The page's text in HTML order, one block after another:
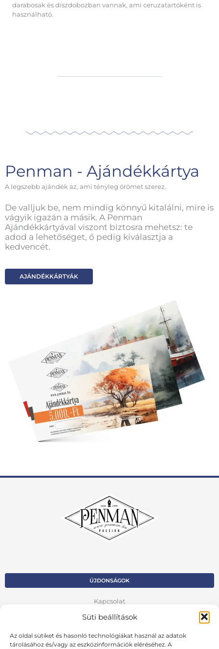
Süti beállítások
Az oldal sütiket és hasonló technológiákat használ az adatok
tárolásához és/vagy az eszközinformációk eléréséhez. A
darabosak és díszdobozban vannak, ami ceruzatartóként is
használható.
Penman - Ajándékkártya
A legszebb ajándék az, ami tényleg örömet szerez.
De valljuk be, nem mindig könnyű kitalálni, mire is
vágyik igazán a másik. A Penman
Ajándékkártyával viszont biztosra mehetsz: te
adod a lehetőséget, ő pedig kiválasztja a
kedvencét.
AJÁNDÉKKÁRTYÁK
ÚJDONSÁGOK
Kapcsolat
Kosár
Fiók